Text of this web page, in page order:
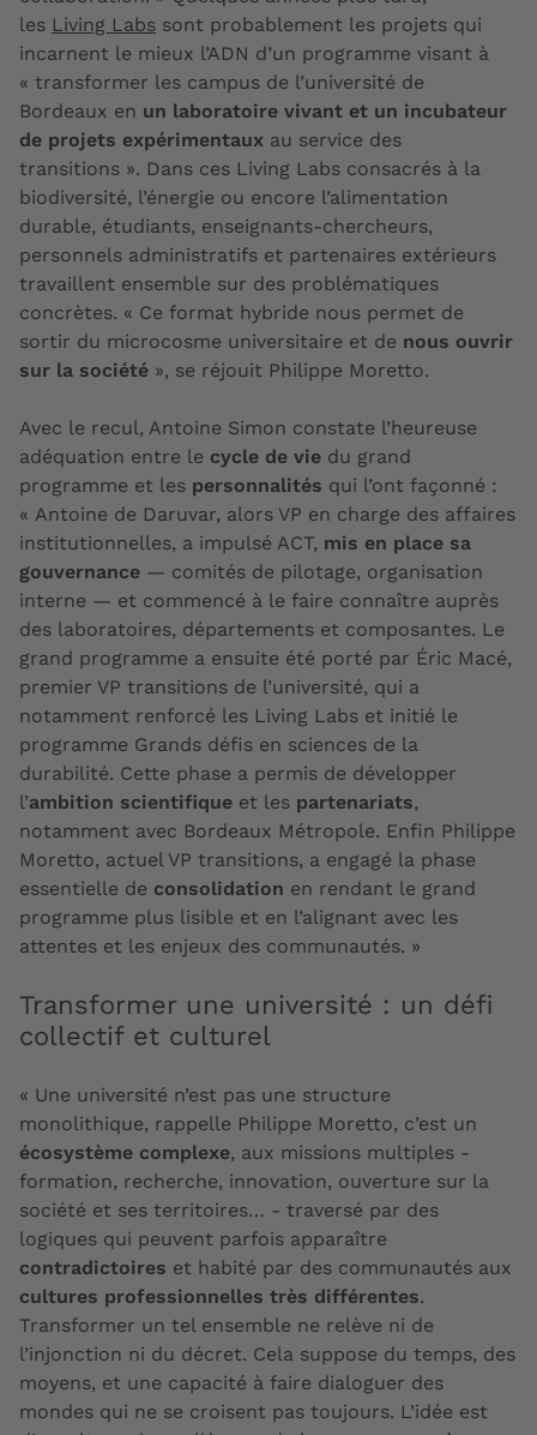
les Living Labs sont probablement les projets qui
incarnent le mieux l’ADN d’un programme visant à
« transformer les campus de l’université de
Bordeaux en un laboratoire vivant et un incubateur
de projets expérimentaux au service des
transitions ». Dans ces Living Labs consacrés à la
biodiversité, l’énergie ou encore l’alimentation
durable, étudiants, enseignants-chercheurs,
personnels administratifs et partenaires extérieurs
travaillent ensemble sur des problématiques
concrètes. « Ce format hybride nous permet de
sortir du microcosme universitaire et de nous ouvrir
sur la société », se réjouit Philippe Moretto.
Avec le recul, Antoine Simon constate l’heureuse
adéquation entre le cycle de vie du grand
programme et les personnalités qui l’ont façonné :
« Antoine de Daruvar, alors VP en charge des affaires
institutionnelles, a impulsé ACT, mis en place sa
gouvernance — comités de pilotage, organisation
interne — et commencé à le faire connaître auprès
des laboratoires, départements et composantes. Le
grand programme a ensuite été porté par Éric Macé,
premier VP transitions de l’université, qui a
notamment renforcé les Living Labs et initié le
programme Grands défis en sciences de la
durabilité. Cette phase a permis de développer
l’ambition scientifique et les partenariats,
notamment avec Bordeaux Métropole. Enfin Philippe
Moretto, actuel VP transitions, a engagé la phase
essentielle de consolidation en rendant le grand
programme plus lisible et en l’alignant avec les
attentes et les enjeux des communautés. »
Transformer une université : un défi
collectif et culturel
« Une université n’est pas une structure
monolithique, rappelle Philippe Moretto, c’est un
écosystème complexe, aux missions multiples -
formation, recherche, innovation, ouverture sur la
société et ses territoires… - traversé par des
logiques qui peuvent parfois apparaître
contradictoires et habité par des communautés aux
cultures professionnelles très différentes.
Transformer un tel ensemble ne relève ni de
l’injonction ni du décret. Cela suppose du temps, des
moyens, et une capacité à faire dialoguer des
mondes qui ne se croisent pas toujours. L’idée est